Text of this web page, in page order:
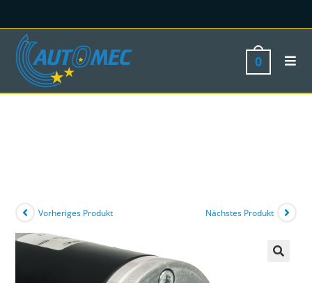
0
Vorheriges Produkt Nächstes Produkt